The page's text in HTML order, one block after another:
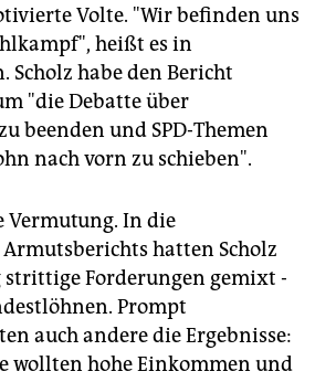
Volte. "Wir befinden uns
heißt es in
Scholz habe den Bericht
"die Debatte über
beenden und SPD-Themen
nach vorn zu schieben".
Vermutung. In die
Armutsberichts hatten Scholz
Forderungen gemixt -
Prompt
auch andere die Ergebnisse:
wollten hohe Einkommen und